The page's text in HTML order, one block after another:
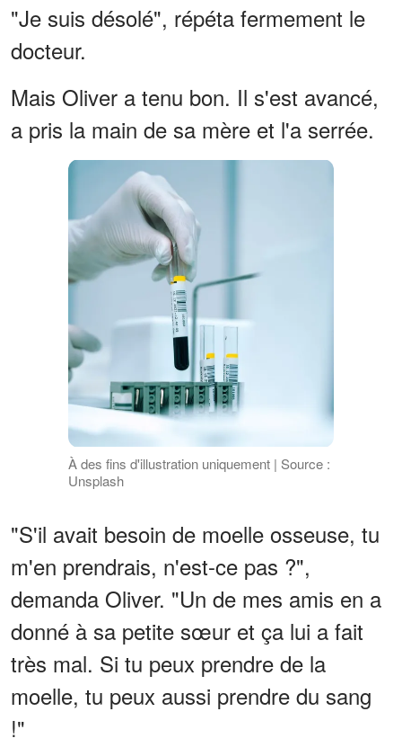
"Je suis désolé", répéta fermement le
docteur.
Mais Oliver a tenu bon. Il s'est avancé,
a pris la main de sa mère et l'a serrée.
À des fins d'illustration uniquement | Source :
Unsplash
"S'il avait besoin de moelle osseuse, tu
m'en prendrais, n'est-ce pas ?",
demanda Oliver. "Un de mes amis en a
donné à sa petite sœur et ça lui a fait
très mal. Si tu peux prendre de la
moelle, tu peux aussi prendre du sang
!"